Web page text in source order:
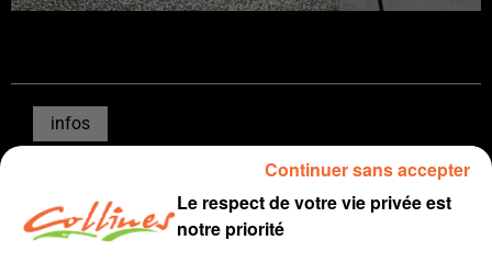
infos
JOURNAL DU VENDREDI 16 MAI ( SOIR )Le respect de votre vie privée est
notre priorité
Continuer sans accepter